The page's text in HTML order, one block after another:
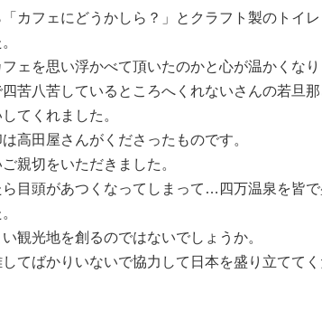
カフェにどうかしら？」とクラフト製のトイ
ェを思い浮かべて頂いたのかと心が温かくなり
苦八苦しているところへくれないさんの若旦
てくれました。
高田屋さんがくださったものです。
親切をいただきました。
目頭があつくなってしまって…四万温泉を皆
観光地を創るのではないでしょうか。
てばかりいないで協力して日本を盛り立てて